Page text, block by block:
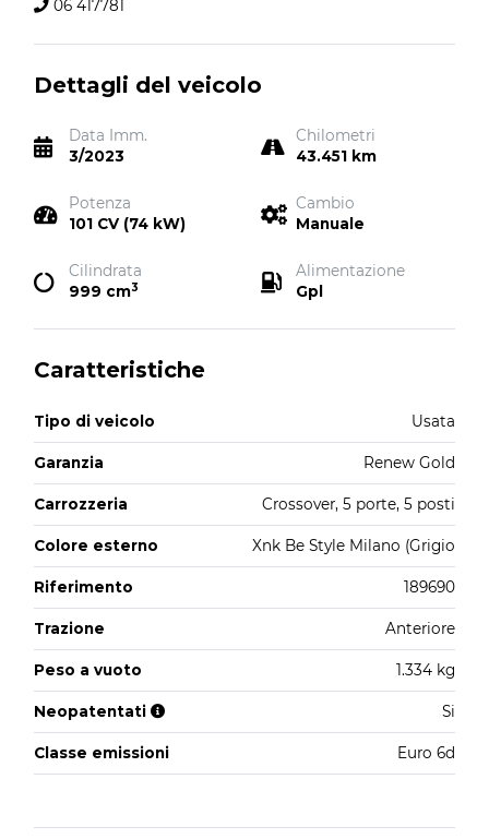
06 417781
Dettagli del veicolo
Data Imm.
3/2023
Chilometri
43.451 km
Potenza
101 CV (74 kW)
Cambio
Manuale
Cilindrata
999 cm3
Alimentazione
Gpl
Caratteristiche
Tipo di veicolo Usata
Garanzia Renew Gold
Carrozzeria Crossover, 5 porte, 5 posti
Colore esterno Xnk Be Style Milano (Grigio
Riferimento 189690
Trazione Anteriore
Peso a vuoto 1.334 kg
Neopatentati Si
Classe emissioni Euro 6d